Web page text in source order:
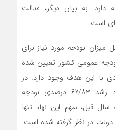
به بیان دیگر، عدالت
است.
میزان بودجه مورد نیاز برای
از بودجه عمومی کشور تعیین شده
با این هدف وجود دارد. در
لایحه بودجه ۱۴۰۴، با وجود رشد ۶۷/۸۳ درصدی بودجه
قبل، سهم این نهاد تنها
دولت در نظر گرفته شده است.